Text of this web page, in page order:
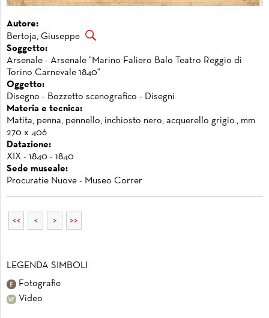
Autore:
Bertoja, Giuseppe
Soggetto:
Arsenale - Arsenale "Marino Faliero Balo Teatro Reggio di
Torino Carnevale 1840"
Oggetto:
Disegno - Bozzetto scenografico - Disegni
Materia e tecnica:
Matita, penna, pennello, inchiosto nero, acquerello grigio., mm
270 x 406
Datazione:
XIX - 1840 - 1840
Sede museale:
Procuratie Nuove - Museo Correr
<< < > >>
LEGENDA SIMBOLI
Fotografie
Video